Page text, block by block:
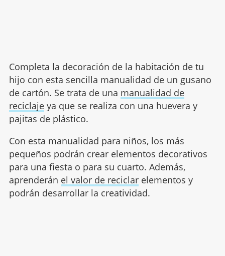
Completa la decoración de la habitación de tu
hijo con esta sencilla manualidad de un gusano
de cartón. Se trata de una manualidad de
reciclajeya que se realiza con una huevera y
pajitas de plástico.
Con esta manualidad para niños, los más
pequeños podrán crear elementos decorativos
para una fiesta o para su cuarto. Además,
aprenderán el valor de reciclarelementos y
podrán desarrollar la creatividad.